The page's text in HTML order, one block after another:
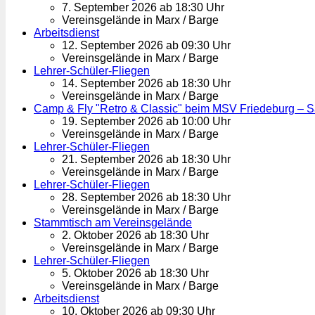
7. September 2026 ab 18:30 Uhr
Vereinsgelände in Marx / Barge
Arbeitsdienst
12. September 2026 ab 09:30 Uhr
Vereinsgelände in Marx / Barge
Lehrer-Schüler-Fliegen
14. September 2026 ab 18:30 Uhr
Vereinsgelände in Marx / Barge
Camp & Fly "Retro & Classic" beim MSV Friedeburg –
19. September 2026 ab 10:00 Uhr
Vereinsgelände in Marx / Barge
Lehrer-Schüler-Fliegen
21. September 2026 ab 18:30 Uhr
Vereinsgelände in Marx / Barge
Lehrer-Schüler-Fliegen
28. September 2026 ab 18:30 Uhr
Vereinsgelände in Marx / Barge
Stammtisch am Vereinsgelände
2. Oktober 2026 ab 18:30 Uhr
Vereinsgelände in Marx / Barge
Lehrer-Schüler-Fliegen
5. Oktober 2026 ab 18:30 Uhr
Vereinsgelände in Marx / Barge
Arbeitsdienst
10. Oktober 2026 ab 09:30 Uhr